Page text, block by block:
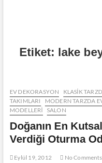
Etiket: lake
EV DEKORASYON KLASIK
TAKIMLARI
MODERN TARZDA
MODELLERI SALON
Doğanın En
Verdiği Oturma
Eylül 19, 2012
No Comments